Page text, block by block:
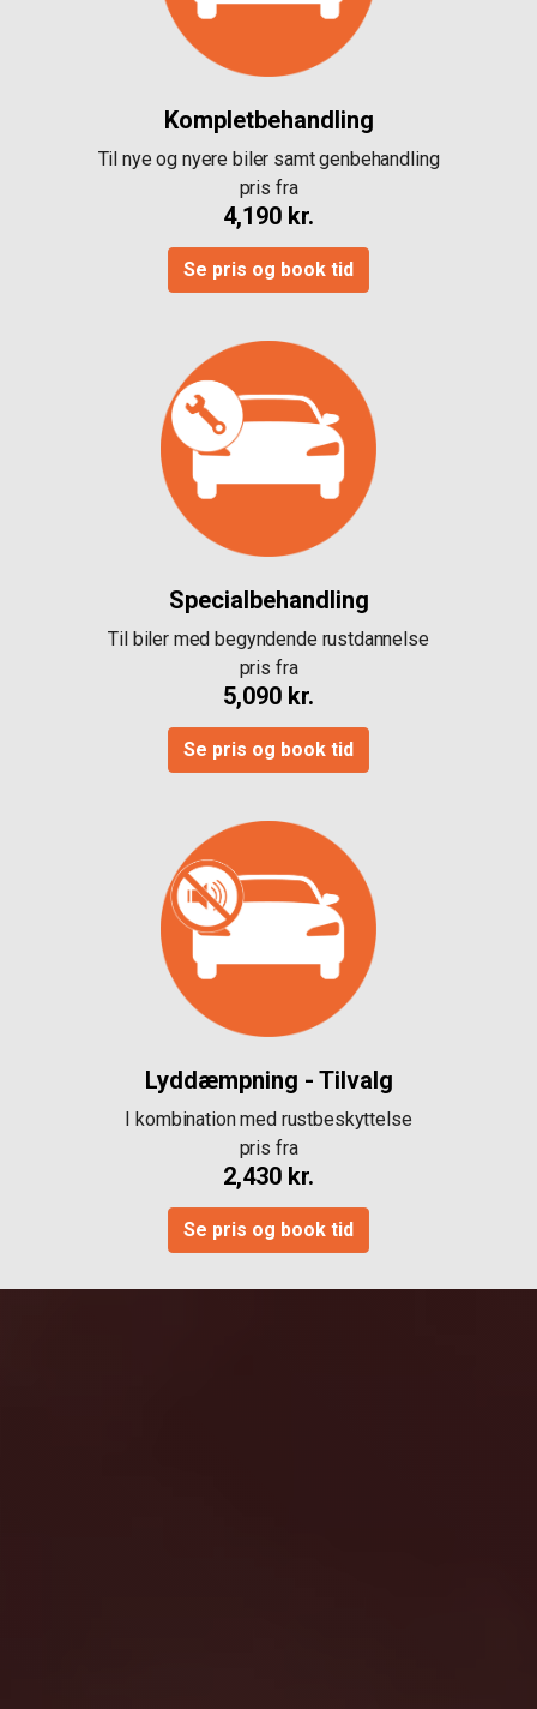
Kompletbehandling
Til nye og nyere biler samt genbehandling
pris fra
4,190 kr.
Se pris og book tid
Specialbehandling
Til biler med begyndende rustdannelse
pris fra
5,090 kr.
Se pris og book tid
Lyddæmpning - Tilvalg
I kombination med rustbeskyttelse
pris fra
2,430 kr.
Se pris og book tid